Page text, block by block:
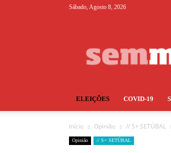
Sábado, Agosto 8, 2026
ELEIÇÕES COVID-19
Início Opinião // S+ SETÚBAL
Opinião // S+ SETÚBAL